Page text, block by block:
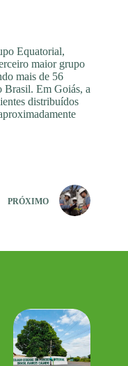
Equatorial,
maior grupo
mais de 56
Brasil. Em Goiás, a
distribuídos
PRÓXIMO